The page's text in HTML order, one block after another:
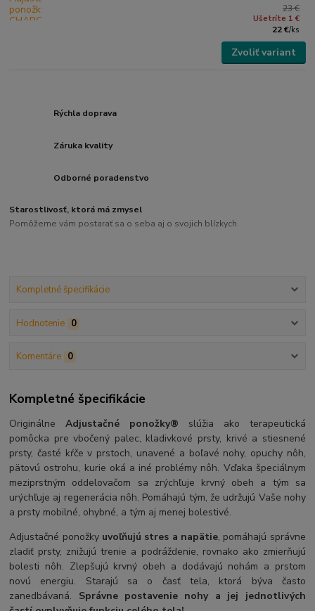
23 €
Ušetríte 1 €
22 €/ks
Zvoliť variant
Rýchla doprava
Záruka kvality
Odborné poradenstvo
Starostlivosť, ktorá má zmysel
Pomôžeme vám postarať sa o seba aj o svojich blízkych.
Kompletné špecifikácie
Hodnotenie 0
Komentáre 0
Kompletné špecifikácie
OriginálneAdjustačné ponožky® slúžia ako terapeutická
pomôcka pre vbočený palec, kladivkové prsty, krivé a stiesnené
prsty, časté kŕče v prstoch, unavené a boľavé nohy, opuchy nôh,
pätovú ostrohu, kurie oká a iné problémy nôh. Vďaka špeciálnym
meziprstným oddelovačom sa zrýchľuje krvný obeh a tým sa
urýchľuje aj regenerácia nôh. Pomáhajú tým, že udržujú Vaše nohy
a prsty mobilné, ohybné, a tým aj menej bolestivé.
Adjustačné ponožky uvoľňujú stres a napätie, pomáhajú správne
zladiť prsty, znižujú trenie a podráždenie, rovnako ako zmierňujú
bolesti nôh. Zlepšujú krvný obeh a dodávajú nohám a prstom
novú energiu. Starajú sa o časť tela, ktorá býva často
zanedbávaná. Správne postavenie nohy a jej jednotlivých